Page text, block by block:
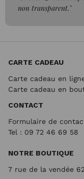
non transparent."
CARTE CADEAU
Carte cadeau en
Carte cadeau en
CONTACT
Formulaire de
Tel : 09 72 46 69 58
NOTRE BOUTIQUE
7 rue de la vendée